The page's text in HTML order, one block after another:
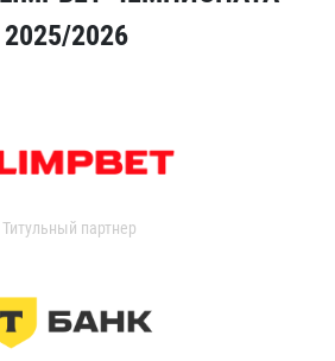
2026
Титульный партнер